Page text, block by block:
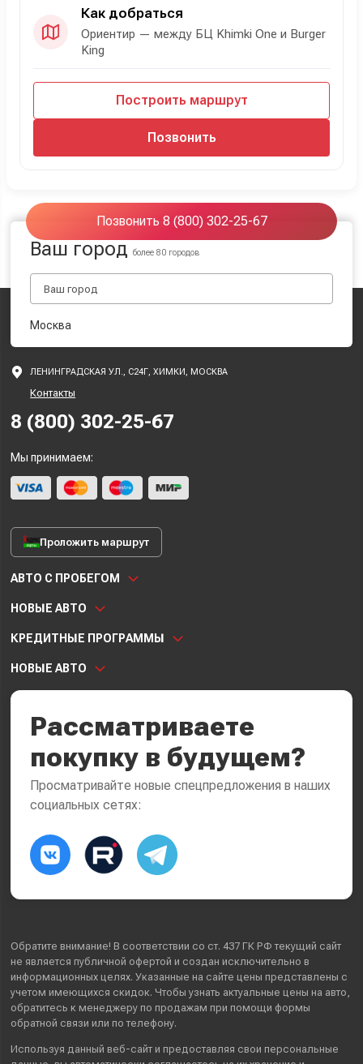
Как добраться
Ориентир — между БЦ Khimki One и Burger
King
Построить маршрут
Позвонить
Позвонить 8 (800) 302-25-67
Ваш городболее 80 городов
Москва
ЛЕНИНГРАДСКАЯ УЛ., С24Г, ХИМКИ, МОСКВА
Контакты
8 (800) 302-25-67
Мы принимаем:
Проложить маршрут
АВТО С ПРОБЕГОМ
НОВЫЕ АВТО
КРЕДИТНЫЕ ПРОГРАММЫ
НОВЫЕ АВТО
Рассматриваете
покупку в будущем?
Просматривайте новые спецпредложения в наших
социальных сетях:
Обратите внимание! В соответствии со ст. 437 ГК РФ текущий сайт
не является публичной офертой и создан исключительно в
информационных целях. Указанные на сайте цены представлены с
учетом имеющихся скидок. Чтобы узнать актуальные цены на авто,
обратитесь к менеджеру по продажам при помощи формы
обратной связи или по телефону.
Используя данный веб-сайт и предоставляя свои персональные